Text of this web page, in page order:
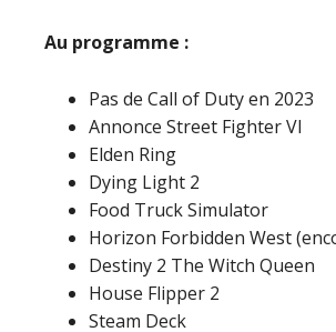
Au programme :
Pas de Call of Duty en 2023
Annonce Street Fighter VI
Elden Ring
Dying Light 2
Food Truck Simulator
Horizon Forbidden West
Destiny 2 The Witch Queen
House Flipper 2
Steam Deck